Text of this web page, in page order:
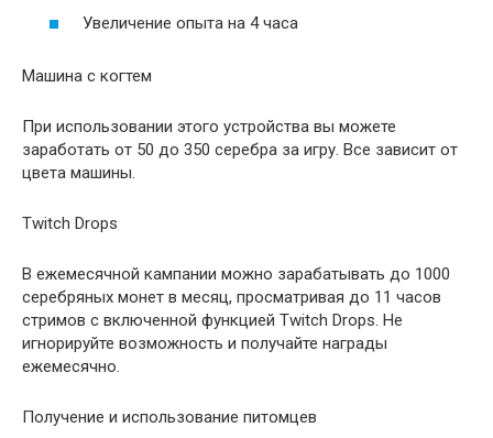
Увеличение опыта на 4 часа
Машина с когтем
При использовании этого устройства вы можете
заработать от 50 до 350 серебра за игру. Все зависит от
цвета машины.
Twitch Drops
В ежемесячной кампании можно зарабатывать до 1000
серебряных монет в месяц, просматривая до 11 часов
стримов с включенной функцией Twitch Drops. Не
игнорируйте возможность и получайте награды
ежемесячно.
Получение и использование питомцев